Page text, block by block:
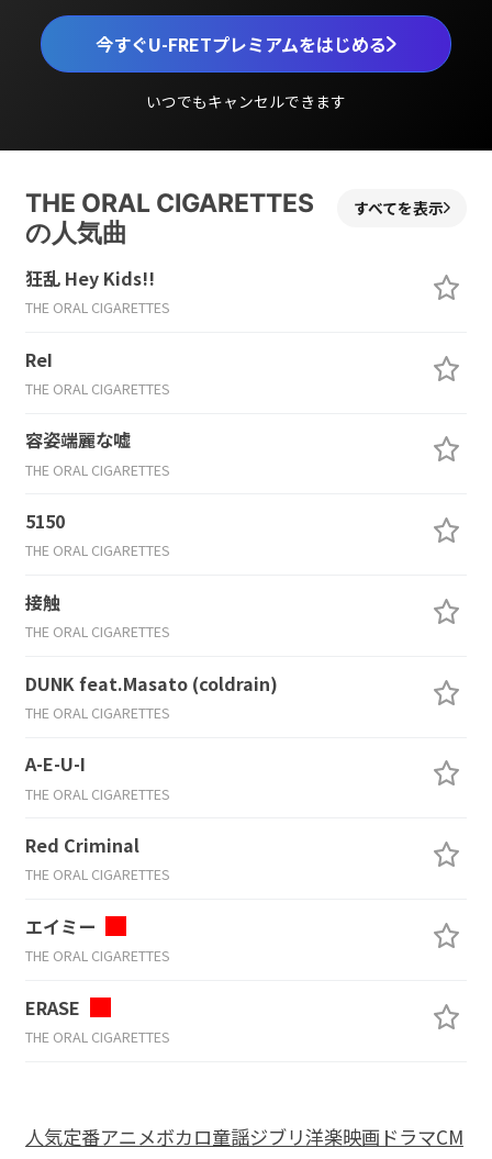
今すぐU-FRETプレミアムをはじめる
いつでもキャンセルできます
THE ORAL CIGARETTES
の人気曲
すべてを表示
狂乱 Hey Kids!!
THE ORAL CIGARETTES
ReI
THE ORAL CIGARETTES
容姿端麗な嘘
THE ORAL CIGARETTES
5150
THE ORAL CIGARETTES
接触
THE ORAL CIGARETTES
DUNK feat.Masato (coldrain)
THE ORAL CIGARETTES
A-E-U-I
THE ORAL CIGARETTES
Red Criminal
THE ORAL CIGARETTES
エイミー
THE ORAL CIGARETTES
ERASE
THE ORAL CIGARETTES
人気定番アニメボカロ童謡ジブリ洋楽映画ドラマCM